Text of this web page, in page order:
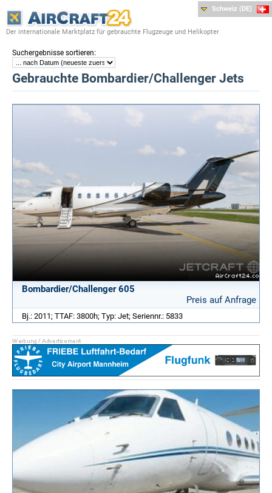
Der internationale Marktplatz für gebrauchte Flugzeuge und Helikopter
Schweiz (DE)
Suchergebnisse sortieren:
Gebrauchte Bombardier/Challenger Jets
Bombardier/Challenger 605
Preis auf Anfrage
Bj.: 2011; TTAF: 3800h; Typ: Jet; Seriennr.: 5833